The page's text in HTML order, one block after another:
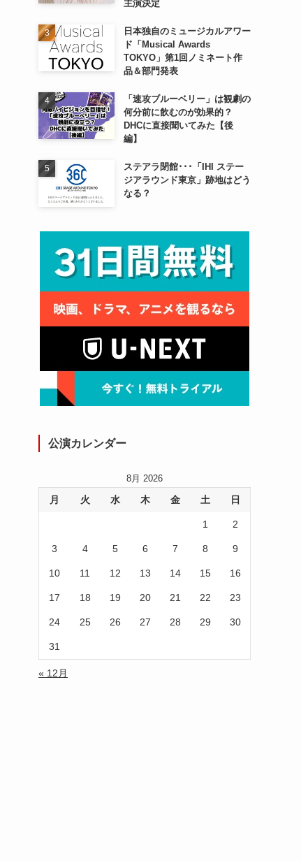
主演決定
日本独自のミュージカルアワー
ド「Musical Awards
TOKYO」第1回ノミネート作
品＆部門発表
「速攻ブルーベリー」は観劇の
何分前に飲むのが効果的？
DHCに直接聞いてみた【後
編】
ステアラ閉館･･･「IHI ステー
ジアラウンド東京」跡地はどう
なる？
公演カレンダー
8月 2026
月 火 水 木 金 土 日
1 2
3 4 5 6 7 8 9
10 11 12 13 14 15 16
17 18 19 20 21 22 23
24 25 26 27 28 29 30
31
« 12月